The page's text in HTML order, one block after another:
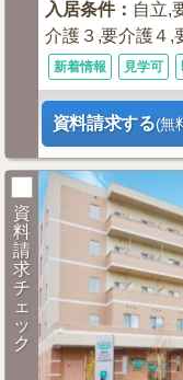
入居条件： 自立,
介護３,要介護４,
新着情報 見学可
資料請求する(無
資
料
請
求
チ
ェ
ッ
ク